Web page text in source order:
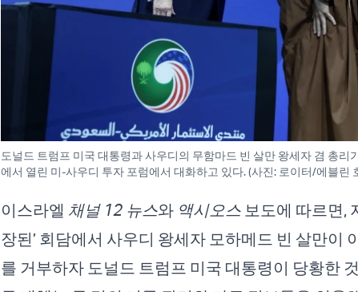
도널드 트럼프 미국 대통령과 사우디의 무함마드 빈 살만 왕세자 겸 총리
에서 열린 미-사우디 투자 포럼에서 대화하고 있다. (사진: 로이터/에블린
이스라엘 채널 12 뉴스와 액시오스 보도에 따르면,
장된’ 회담에서 사우디 왕세자 모하메드 빈 살만이
를 거부하자 도널드 트럼프 미국 대통령이 당황한